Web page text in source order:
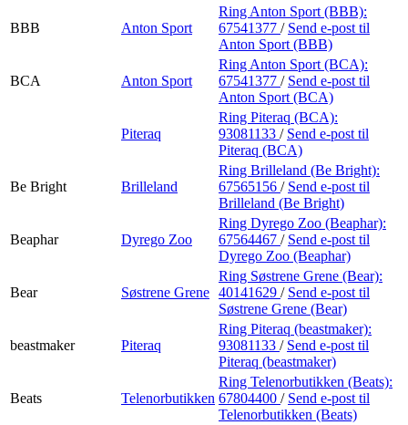
BBB Anton Sport
Ring Anton Sport (BBB):
67541377 / Send e-post til
Anton Sport (BBB)
BCA Anton Sport
Ring Anton Sport (BCA):
67541377 / Send e-post til
Anton Sport (BCA)
Piteraq
Ring Piteraq (BCA):
93081133 / Send e-post til
Piteraq (BCA)
Be Bright Brilleland
Ring Brilleland (Be Bright):
67565156 / Send e-post til
Brilleland (Be Bright)
Beaphar Dyrego Zoo
Ring Dyrego Zoo (Beaphar):
67564467 / Send e-post til
Dyrego Zoo (Beaphar)
Bear Søstrene Grene
Ring Søstrene Grene (Bear):
40141629 / Send e-post til
Søstrene Grene (Bear)
beastmaker Piteraq
Ring Piteraq (beastmaker):
93081133 / Send e-post til
Piteraq (beastmaker)
Beats Telenorbutikken
Ring Telenorbutikken (Beats):
67804400 / Send e-post til
Telenorbutikken (Beats)